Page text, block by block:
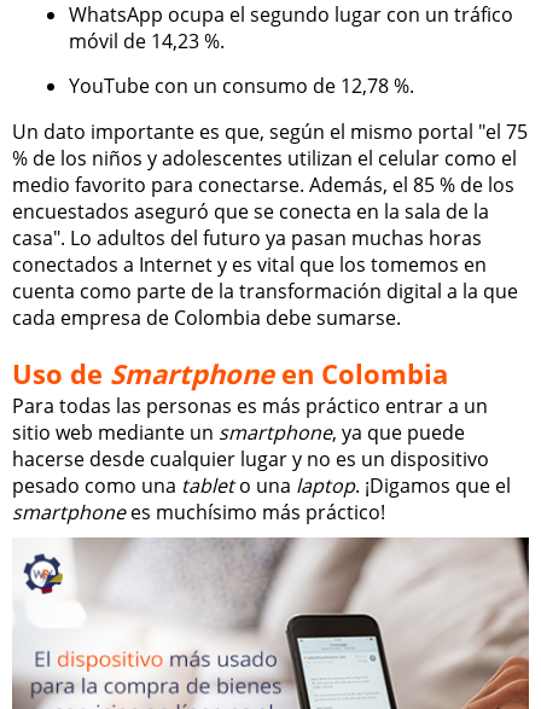
WhatsApp ocupa el segundo lugar con un tráfico
móvil de 14,23 %.
YouTube con un consumo de 12,78 %.
Un dato importante es que, según el mismo portal "el 75
% de los niños y adolescentes utilizan el celular como el
medio favorito para conectarse. Además, el 85 % de los
encuestados aseguró que se conecta en la sala de la
casa". Lo adultos del futuro ya pasan muchas horas
conectados a Internet y es vital que los tomemos en
cuenta como parte de la transformación digital a la que
cada empresa de Colombia debe sumarse.
Uso de Smartphoneen Colombia
Para todas las personas es más práctico entrar a un
sitio web mediante un smartphone, ya que puede
hacerse desde cualquier lugar y no es un dispositivo
pesado como una tableto una laptop. ¡Digamos que el
smartphonees muchísimo más práctico!